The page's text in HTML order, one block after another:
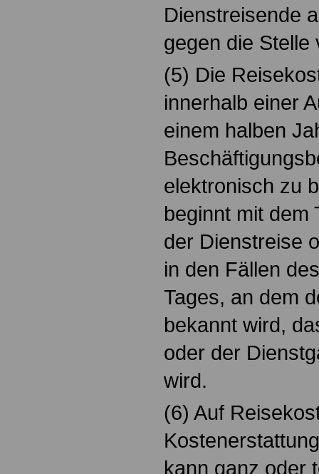
Dienstreisende
gegen die Stelle
(5) Die
innerhalb einer
einem halben
elektronisch zu
beginnt mit dem
der Dienstreise
in den Fällen
Tages, an dem
bekannt wird,
oder der
wird.
(6) Auf
kann ganz oder